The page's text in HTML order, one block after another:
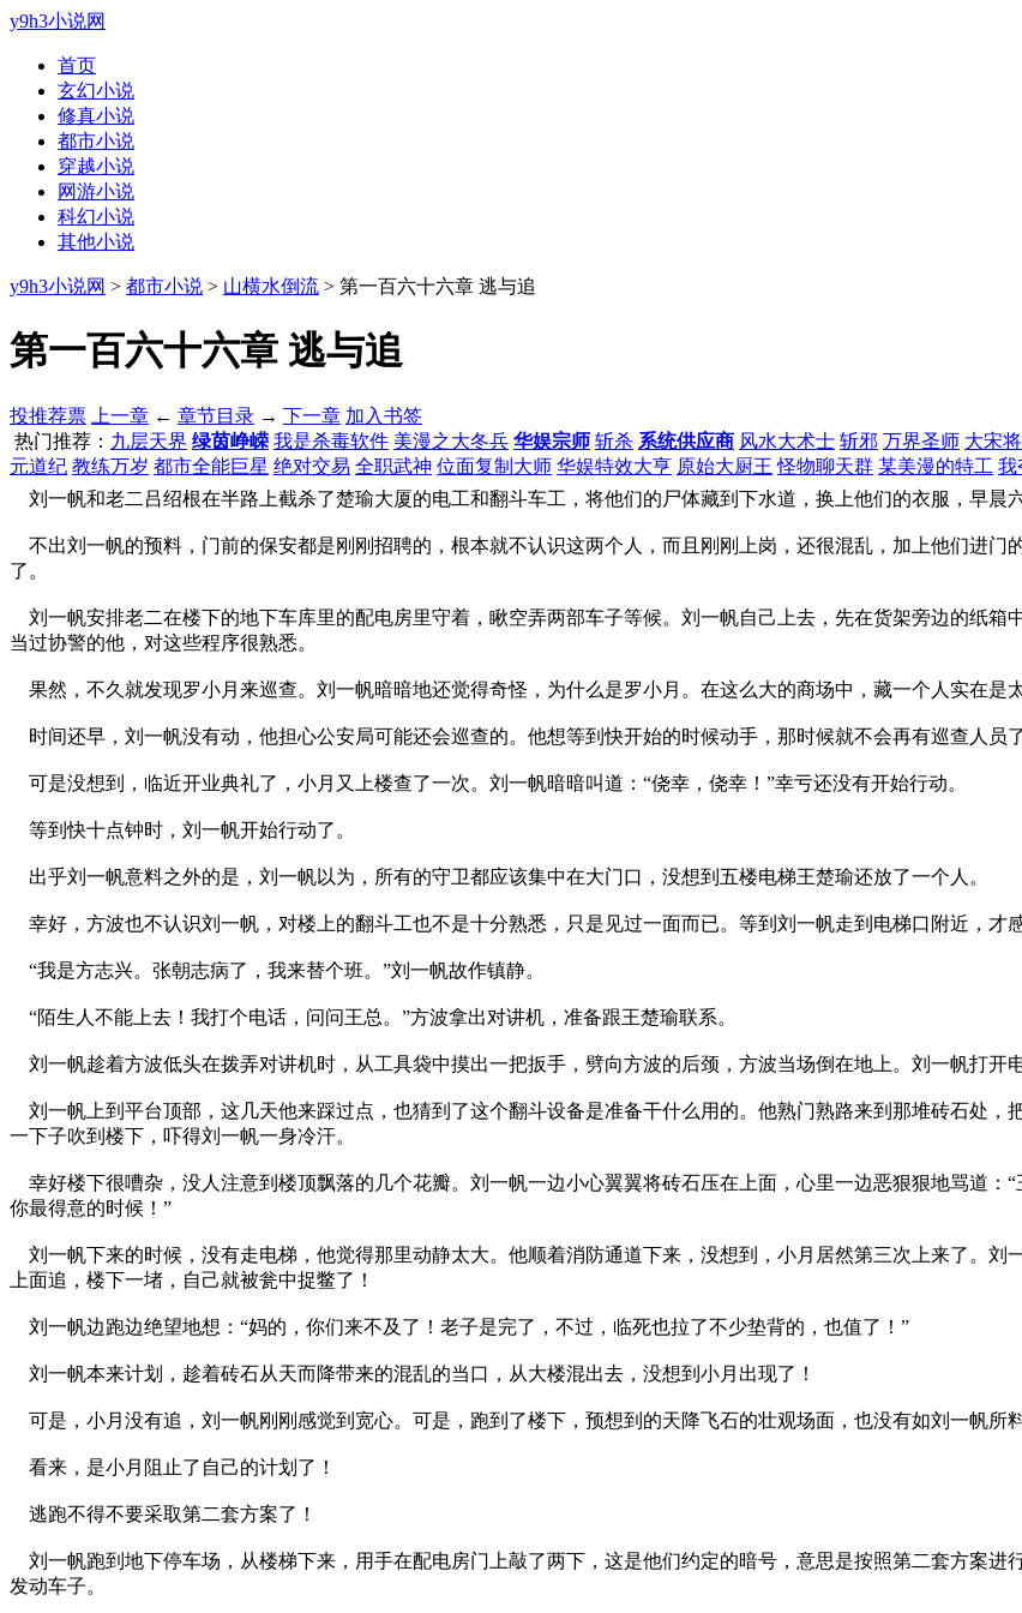
y9h3小说网
首页
玄幻小说
修真小说
都市小说
穿越小说
网游小说
科幻小说
其他小说
y9h3小说网 > 都市小说 > 山横水倒流 > 第一百六十六章 逃与追
第一百六十六章 逃与追
投推荐票 上一章 ← 章节目录 → 下一章 加入书签
热门推荐： 九层天界 绿茵峥嵘 我是杀毒软件 美漫之大冬兵 华娱宗师 斩杀 系统供应商 风水大术士 斩邪 万界圣师 大宋
元道纪 教练万岁 都市全能巨星 绝对交易 全职武神 位面复制大师 华娱特效大亨 原始大厨王 怪物聊天群 某美漫的特工 我
刘一帆和老二吕绍根在半路上截杀了楚瑜大厦的电工和翻斗车工，将他们的尸体藏到下水道，换上他们的衣服，早晨
不出刘一帆的预料，门前的保安都是刚刚招聘的，根本就不认识这两个人，而且刚刚上岗，还很混乱，加上他们进门
了。
刘一帆安排老二在楼下的地下车库里的配电房里守着，瞅空弄两部车子等候。刘一帆自己上去，先在货架旁边的纸箱
当过协警的他，对这些程序很熟悉。
果然，不久就发现罗小月来巡查。刘一帆暗暗地还觉得奇怪，为什么是罗小月。在这么大的商场中，藏一个人实在是
时间还早，刘一帆没有动，他担心公安局可能还会巡查的。他想等到快开始的时候动手，那时候就不会再有巡查人员了
可是没想到，临近开业典礼了，小月又上楼查了一次。刘一帆暗暗叫道：“侥幸，侥幸！”幸亏还没有开始行动。
等到快十点钟时，刘一帆开始行动了。
出乎刘一帆意料之外的是，刘一帆以为，所有的守卫都应该集中在大门口，没想到五楼电梯王楚瑜还放了一个人。
幸好，方波也不认识刘一帆，对楼上的翻斗工也不是十分熟悉，只是见过一面而已。等到刘一帆走到电梯口附近，才
“我是方志兴。张朝志病了，我来替个班。”刘一帆故作镇静。
“陌生人不能上去！我打个电话，问问王总。”方波拿出对讲机，准备跟王楚瑜联系。
刘一帆趁着方波低头在拨弄对讲机时，从工具袋中摸出一把扳手，劈向方波的后颈，方波当场倒在地上。刘一帆打开
刘一帆上到平台顶部，这几天他来踩过点，也猜到了这个翻斗设备是准备干什么用的。他熟门熟路来到那堆砖石处，
一下子吹到楼下，吓得刘一帆一身冷汗。
幸好楼下很嘈杂，没人注意到楼顶飘落的几个花瓣。刘一帆一边小心翼翼将砖石压在上面，心里一边恶狠狠地骂道：
你最得意的时候！”
刘一帆下来的时候，没有走电梯，他觉得那里动静太大。他顺着消防通道下来，没想到，小月居然第三次上来了。刘
上面追，楼下一堵，自己就被瓮中捉鳖了！
刘一帆边跑边绝望地想：“妈的，你们来不及了！老子是完了，不过，临死也拉了不少垫背的，也值了！”
刘一帆本来计划，趁着砖石从天而降带来的混乱的当口，从大楼混出去，没想到小月出现了！
可是，小月没有追，刘一帆刚刚感觉到宽心。可是，跑到了楼下，预想到的天降飞石的壮观场面，也没有如刘一帆所
看来，是小月阻止了自己的计划了！
逃跑不得不要采取第二套方案了！
刘一帆跑到地下停车场，从楼梯下来，用手在配电房门上敲了两下，这是他们约定的暗号，意思是按照第二套方案进
发动车子。